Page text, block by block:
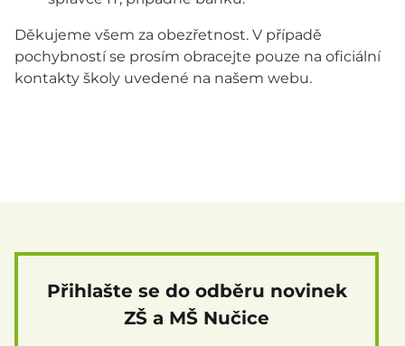
Děkujeme všem za obezřetnost. V případě
pochybností se prosím obracejte pouze na oficiální
kontakty školy uvedené na našem webu.
Přihlašte se do odběru novinek
ZŠ a MŠ Nučice